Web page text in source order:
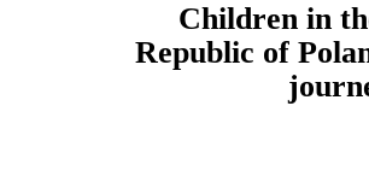
Children in
Republic of